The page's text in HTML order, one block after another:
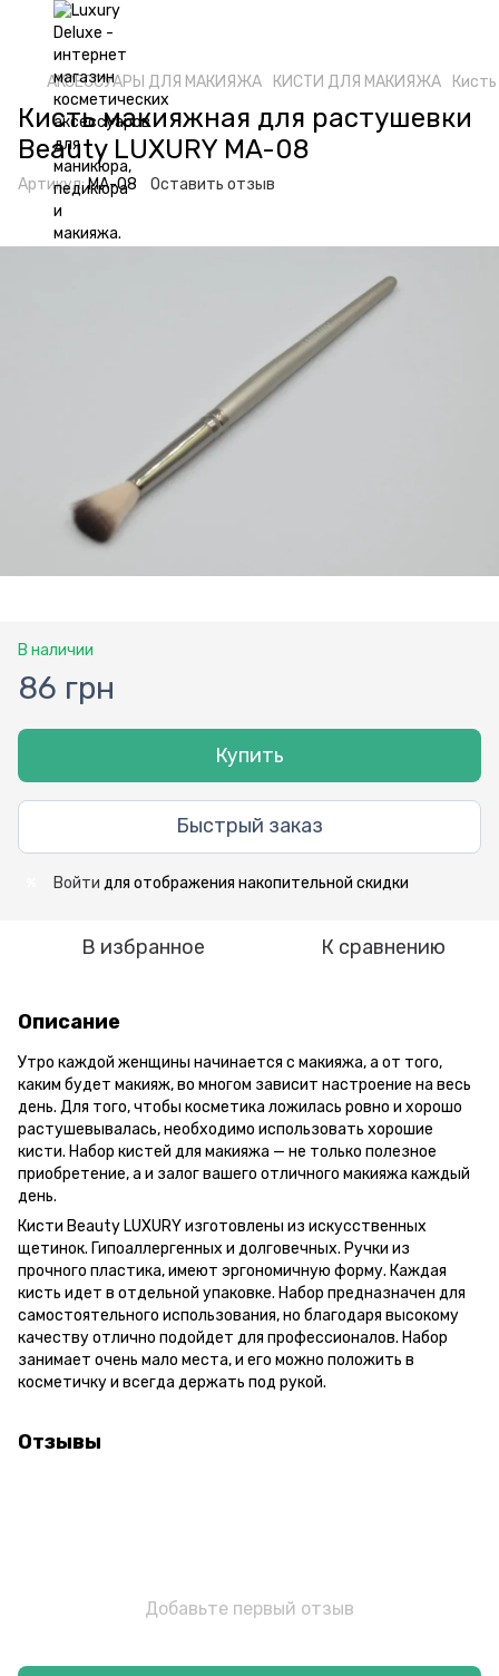
АКСЕССУАРЫ ДЛЯ МАКИЯЖА КИСТИ ДЛЯ МАКИЯЖА
Кисть макияжная для растушевки
Beauty LUXURY MA-08
Артикул:MA-08 Оставить отзыв
В наличии
86 грн
Купить
Быстрый заказ
Войти для отображения накопительной скидки
В избранное К сравнению
Описание
Утро каждой женщины начинается с макияжа, а от того,
каким будет макияж, во многом зависит настроение на весь
день. Для того, чтобы косметика ложилась ровно и хорошо
растушевывалась, необходимо использовать хорошие
кисти. Набор кистей для макияжа — не только полезное
приобретение, а и залог вашего отличного макияжа каждый
день.
Кисти Beauty LUXURY изготовлены из искусственных
щетинок. Гипоаллергенных и долговечных. Ручки из
прочного пластика, имеют эргономичную форму. Каждая
кисть идет в отдельной упаковке. Набор предназначен для
самостоятельного использования, но благодаря высокому
качеству отлично подойдет для профессионалов. Набор
занимает очень мало места, и его можно положить в
косметичку и всегда держать под рукой.
Отзывы
Добавьте первый отзыв